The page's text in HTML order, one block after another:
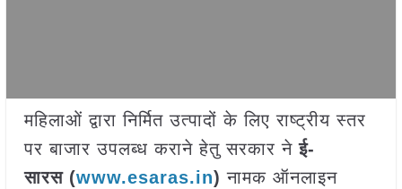
महिलाओं द्वारा निर्मित उत्पादों के लिए राष्ट्रीय स्तर
पर बाजार उपलब्ध कराने हेतु सरकार नेई-
सारस(www.esaras.in) नामक ऑनलाइन